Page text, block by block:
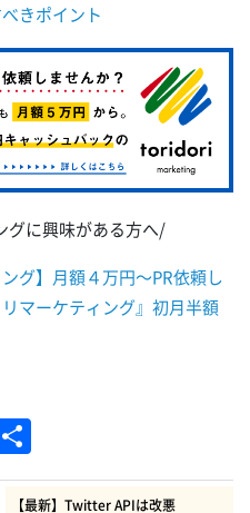
きポイント
グに興味がある方へ/
グ】月額４万円～PR依頼し
マーケティング』初月半額
有
【最新】Twitter APIは改悪